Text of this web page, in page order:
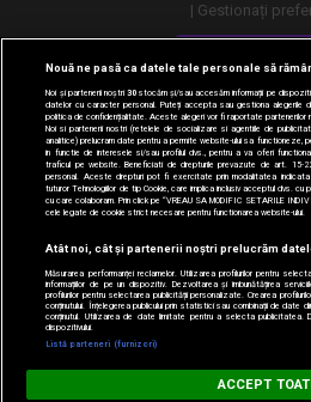
Digi Sport
m.digisport.ro
Gestionați
Versiune
Nouă ne pasă ca datele tale personale să
Noi și partenerii noștri30stocăm și/sau accesăm informații pe
datelor cu caracter personal. Puteți accepta sau gestiona alegerile
politica de confidențialitate. Aceste alegeri vor fi raportate partenerilor
Noi si partenerii nostri (retelele de socializare si agentiile de
analitice) prelucram date pentru a permite website-ului sa functioneze,
in functie de interesele si/sau profilul dvs., pentru a va oferi
traficul pe website. Beneficiati de drepturile prevazute de art. 15-
personal. Aceste drepturi pot fi exercitate prin modalitatea indicata
tuturor Tehnologiilor de tip Cookie, care implica inclusiv acceptul dvs.
cu care colaboram. Prin click pe “VREAU SA MODIFIC SETARILE
cele legate de cookie strict necesare pentru functionarea website-ului.
Atât noi, cât și partenerii noștri prelucrăm
Măsurarea performanței reclamelor. Utilizarea profilurilor pentru
informațiilor de pe un dispozitiv. Dezvoltarea și îmbunătățirea
profilurilor pentru selectarea publicității personalizate. Crearea
conținutului. Înțelegerea publicului prin statistici sau combinații de
conținutul. Utilizarea de date limitate pentru a selecta
dispozitivului.
Listă parteneri (furnizori)
ACCEPT